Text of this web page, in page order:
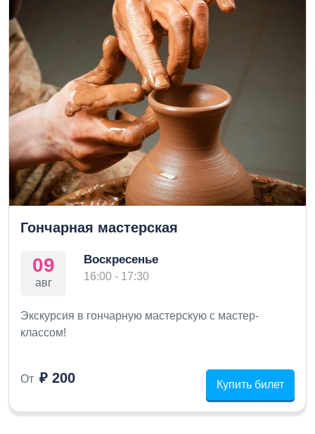
Гончарная мастерская
09
авг
Воскресенье
16:00 - 17:30
Экскурсия в гончарную мастерскую с мастер-
классом!
От ₽ 200 Купить билет